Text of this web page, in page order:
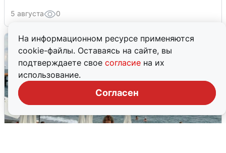
На информационном ресурсе применяются
cookie-файлы. Оставаясь на сайте, вы
подтверждаете свое согласие на их
использование.
Согласен
5 августа 0